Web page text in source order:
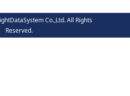
Co.,Ltd. All Rights
Reserved.